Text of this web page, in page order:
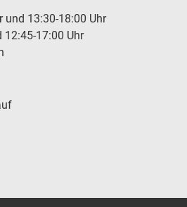
und 13:30-18:00 Uhr
12:45-17:00 Uhr